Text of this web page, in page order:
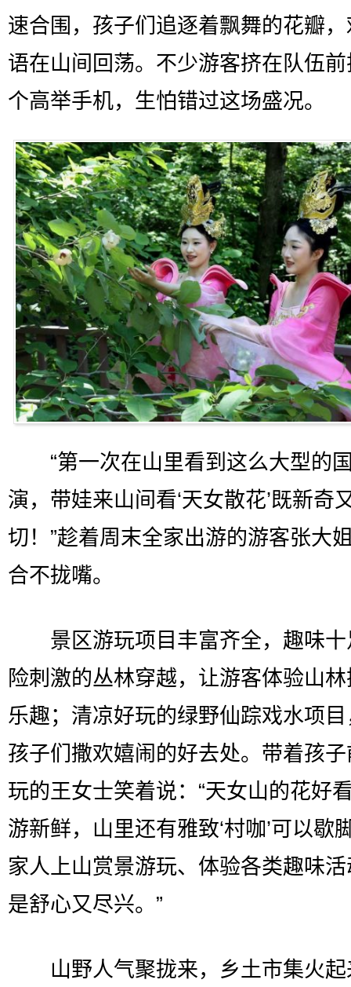
速合围，孩子们追逐着飘舞的花瓣
语在山间回荡。不少游客挤在队伍
个高举手机，生怕错过这场盛况。
“第一次在山里看到这么大型的
演，带娃来山间看‘天女散花’既新奇
切！”趁着周末全家出游的游客张大
合不拢嘴。
景区游玩项目丰富齐全，趣味十
险刺激的丛林穿越，让游客体验山
乐趣；清凉好玩的绿野仙踪戏水项
孩子们撒欢嬉闹的好去处。带着孩
玩的王女士笑着说：“天女山的花好
游新鲜，山里还有雅致‘村咖’可以歇
家人上山赏景游玩、体验各类趣味
是舒心又尽兴。”
山野人气聚拢来，乡土市集火起